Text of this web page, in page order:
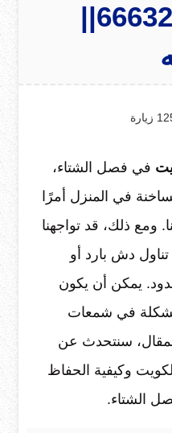
بالكويت ||66632260||
زيارة
في فصل الشتاء،
في المنزل أمرًا
ومع ذلك، قد تواجهنا
دش بارد أو
يمكن أن يكون
في شمعات
سنتحدث عن
وكيفية الحفاظ
الشتاء.